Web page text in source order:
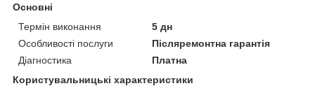
Основні
Термін виконання
5 дн
Особливості послуги
Післяремонтна гарантія
Діагностика
Платна
Користувальницькі характеристики